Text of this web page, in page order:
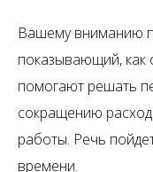
Вашему вниманию
показывающий, как
помогают решать
сокращению
работы. Речь
времени.